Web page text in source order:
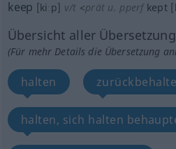
keep [kiːp] v/t <prät u. pperfkept
Übersicht aller
(Für mehr Details die Übersetzung
halten
halten, sich halten